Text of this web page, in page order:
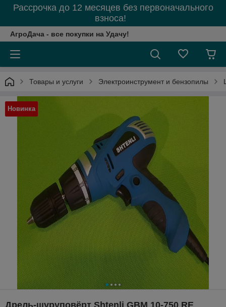
Рассрочка до 12 месяцев без первоначального
взноса!
АгроДача - все покупки на Удачу!
Товары и услуги Электроинструмент и бензопилы
Новинка
Дрель-шуруповёрт Shtenli GBM 10-750 RE